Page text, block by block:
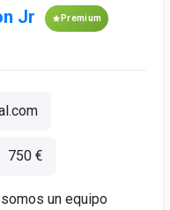
Jr Premium
750 €
un equipo